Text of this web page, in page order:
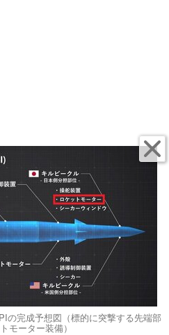
の完成予想図（標的に突撃する先端部
モーター装備）